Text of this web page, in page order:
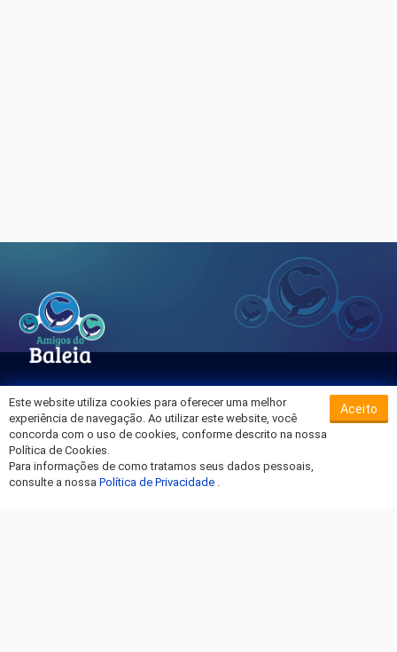
Sobre o Hospital da Baleia
Termos de Uso
Política de Privacidade
Entre em Contato
Este website utiliza cookies para oferecer uma melhor
experiência de navegação. Ao utilizar este website, você
concorda com o uso de cookies, conforme descrito na nossa
Política de Cookies.
Para informações de como tratamos seus dados pessoais,
consulte a nossa Política de Privacidade .
Aceito